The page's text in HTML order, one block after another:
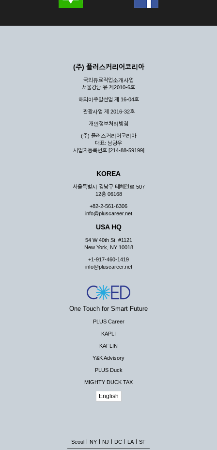
(주) 플러스커리어코리아
국외유료직업소개사업
서울강남 유 제2010-6호
해외이주알선업 제 16-04호
관광사업 제 2016-32호
개인정보처리방침
(주) 플러스커리어코리아
대표: 남광우
사업자등록번호 [214-88-59199]
KOREA
서울특별시 강남구 테헤란로 507
12층 06168
+82-2-561-6306
info@pluscareer.net
USA HQ
54 W 40th St. #1121
New York, NY 10018
+1-917-460-1419
info@pluscareer.net
One Touch for Smart Future
PLUS Career
KAPLI
KAFLIN
Y&K Advisory
PLUS Duck
MIGHTY DUCK TAX
English
Seoul NY NJ DC LA SF